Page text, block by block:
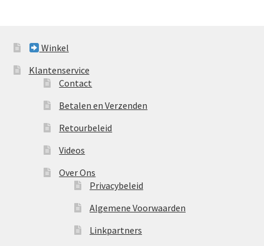
Winkel
Klantenservice
Contact
Betalen en Verzenden
Retourbeleid
Videos
Over Ons
Privacybeleid
Algemene Voorwaarden
Linkpartners